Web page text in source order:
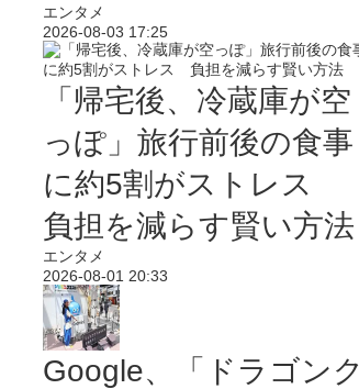
エンタメ
2026-08-03 17:25
「帰宅後、冷蔵庫が空
っぽ」旅行前後の食事
に約5割がストレス
負担を減らす賢い方法
エンタメ
2026-08-01 20:33
Google、「ドラゴンク